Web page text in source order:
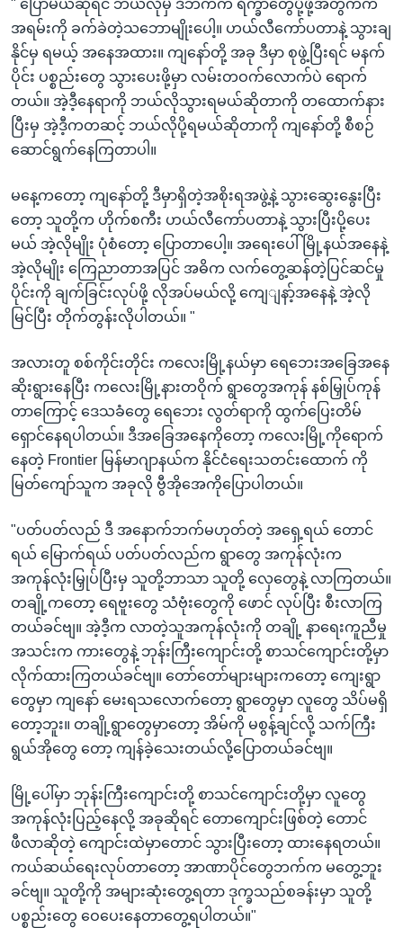
" ပြောမယ်ဆိုရင် ဘယ်လိုမှ ဒီဘက်က ရိက္ခာတွေပို့ဖို့အတွက်က
အရမ်းကို ခက်ခဲတဲ့သဘောမျိုးပေါ့။ ဟယ်လီကော်ပတာနဲ့ သွားချ
နိုင်မှ ရမယ့် အနေအထား။ ကျနော်တို့ အခု ဒီမှာ စုဖွဲ့ပြီးရင် မနက်
ပိုင်း ပစ္စည်းတွေ သွားပေးဖို့မှာ လမ်းတဝက်လောက်ပဲ ရောက်
တယ်။ အဲ့ဒီ့နေရာကို ဘယ်လိုသွားရမယ်ဆိုတာကို တထောက်နား
ပြီးမှ အဲ့ဒီ့ကတဆင့် ဘယ်လိုပို့ရမယ်ဆိုတာကို ကျနော်တို့ စီစဉ်
ဆောင်ရွက်နေကြတာပါ။
မနေ့ကတော့ ကျနော်တို့ ဒီမှာရှိတဲ့အစိုးရအဖွဲ့နဲ့ သွားဆွေးနွေးပြီး
တော့ သူတို့က ဟိုက်စကီး ဟယ်လီကော်ပတာနဲ့ သွားပြီးပို့ပေး
မယ် အဲ့လိုမျိုး ပုံစံတော့ ပြောတာပေါ့။ အရေးပေါ် မြို့နယ်အနေနဲ့
အဲ့လိုမျိုး ကြေညာတာအပြင် အဓိက လက်တွေ့ဆန်တဲ့ပြင်ဆင်မှု
ပိုင်းကို ချက်ခြင်းလုပ်ဖို့ လိုအပ်မယ်လို့ ကျေျနာ့်အနေနဲ့ အဲ့လို
မြင်ပြီး တိုက်တွန်းလိုပါတယ်။ "
အလားတူ စစ်ကိုင်းတိုင်း ကလေးမြို့နယ်မှာ ရေဘေးအခြေအနေ
ဆိုးရွားနေပြီး ကလေးမြို့နားတဝိုက် ရွာတွေအကုန် နစ်မြှုပ်ကုန်
တာကြောင့် ဒေသခံတွေ ရေဘေး လွတ်ရာကို ထွက်ပြေးတိမ်
ရှောင်နေရပါတယ်။ ဒီအခြေအနေကိုတော့ ကလေးမြို့ကိုရောက်
နေတဲ့ Frontier မြန်မာဂျာနယ်က နိုင်ငံရေးသတင်းထောက် ကို
မြတ်ကျော်သူက အခုလို ဗွီအိုအေကိုပြောပါတယ်။
"ပတ်ပတ်လည် ဒီ အနောက်ဘက်မဟုတ်တဲ့ အရှေ့ရယ် တောင်
ရယ် မြောက်ရယ် ပတ်ပတ်လည်က ရွာတွေ အကုန်လုံးက
အကုန်လုံးမြှုပ်ပြီးမှ သူတို့ဘာသာ သူတို့ လှေတွေနဲ့ လာကြတယ်။
တချို့ကတော့ ရေဗူးတွေ သံဗုံးတွေကို ဖောင် လုပ်ပြီး စီးလာကြ
တယ်ခင်ဗျ။ အဲ့ဒီ့က လာတဲ့သူအကုန်လုံးကို တချို့ နာရေးကူညီမှု
အသင်းက ကားတွေနဲ့ ဘုန်းကြီးကျောင်းတို့ စာသင်ကျောင်းတို့မှာ
လိုက်ထားကြတယ်ခင်ဗျ။ တော်တော်များများကတော့ ကျေးရွာ
တွေမှာ ကျနော် မေးရသလောက်တော့ ရွာတွေမှာ လူတွေ သိပ်မရှိ
တော့ဘူး။ တချို့ရွာတွေမှာတော့ အိမ်ကို မစွန့်ချင်လို့ သက်ကြီး
ရွယ်အိုတွေ တော့ ကျန်ခဲ့သေးတယ်လို့ပြောတယ်ခင်ဗျ။
မြို့ပေါ်မှာ ဘုန်းကြီးကျောင်းတို့ စာသင်ကျောင်းတို့မှာ လူတွေ
အကုန်လုံးပြည့်နေလို့ အခုဆိုရင် တောကျောင်းဖြစ်တဲ့ တောင်
ဖီလာဆိုတဲ့ ကျောင်းထဲမှာတောင် သွားပြီးတော့ ထားနေရတယ်။
ကယ်ဆယ်ရေးလုပ်တာတော့ အာဏာပိုင်တွေဘက်က မတွေ့ဘူး
ခင်ဗျ။ သူတို့ကို အများဆုံးတွေ့ရတာ ဒုက္ခသည်စခန်းမှာ သူတို့
ပစ္စည်းတွေ ဝေပေးနေတာတွေ့ရပါတယ်။"